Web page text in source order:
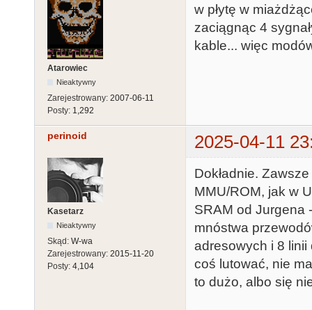
Atarowiec
Nieaktywny
Zarejestrowany: 2007-06-11
Posty: 1,292
w płytę w
zaciągnąc 4
kable... więc
perinoid 2025-04-11
Kasetarz
Nieaktywny
Skąd: W-wa
Zarejestrowany: 2015-11-20
Posty: 4,104
Dokładnie.
MMU/ROM, jak w
SRAM od Jurgena
mnóstwa
adresowych i 8
coś lutować, nie
to dużo, albo się